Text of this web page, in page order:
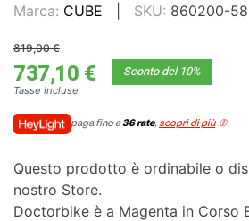
Marca: CUBE SKU: 860200-58
819,00 €
737,10 € Sconto del 10%
Tasse incluse
paga fino a36 rate, scopri di più
Questo prodotto è ordinabile o
nostro Store.
Doctorbike è a Magenta in Corso